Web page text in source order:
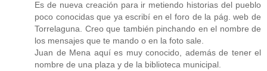
Es de nueva creación para ir metiendo historias del pueblo
poco conocidas que ya escribí en el foro de la pág. web de
Torrelaguna. Creo que también pinchando en el nombre de
los mensajes que te mando o en la foto sale.
Juan de Mena aquí es muy conocido, además de tener el
nombre de una plaza y de la biblioteca municipal.